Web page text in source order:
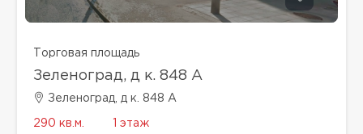
Торговая площадь
Зеленоград, д к. 848 А
Зеленоград, д к. 848 А
290 кв.м. 1 этаж